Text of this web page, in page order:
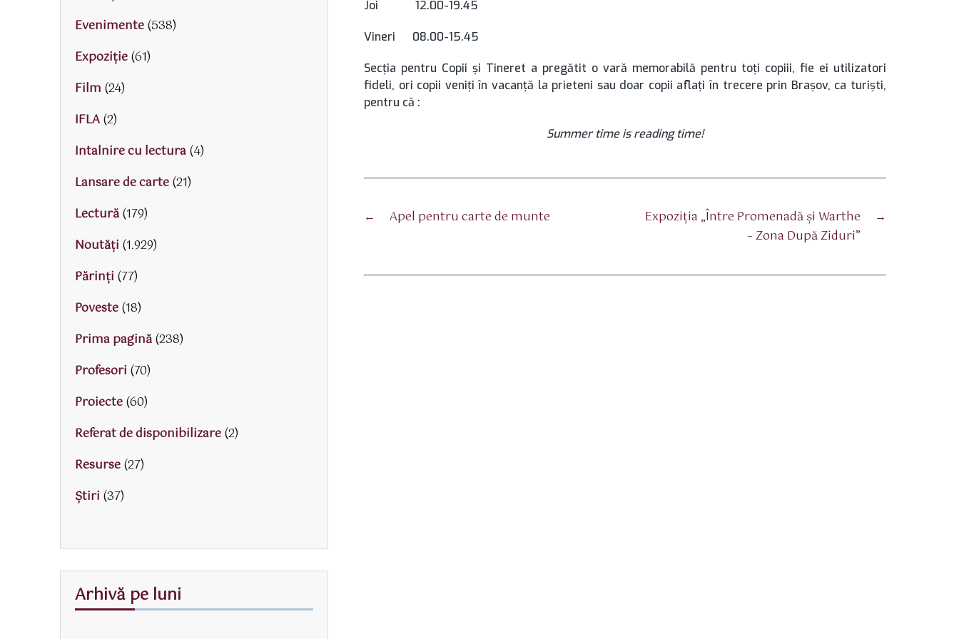
Joi 12.00-19.45
Vineri 08.00-15.45
Secția pentru Copii și Tineret a pregătit o vară memorabilă pentru toți copiii, fie ei utilizatori
fideli, ori copii veniți în vacanță la prieteni sau doar copii aflați în trecere prin Brașov, ca turiști,
pentru că :
Summer time is reading time!
← Apel pentru carte de munte →
Expoziţia „Între Promenadă şi Warthe
– Zona După Ziduri”
Evenimente(538)
Expoziție(61)
Film (24)
IFLA(2)
Intalnire cu lectura(4)
Lansare de carte(21)
Lectură(179)
Noutăți (1.929)
Părinţi (77)
Poveste(18)
Prima pagină(238)
Profesori (70)
Proiecte(60)
Referat de disponibilizare(2)
Resurse(27)
Știri (37)
Arhivă pe luni